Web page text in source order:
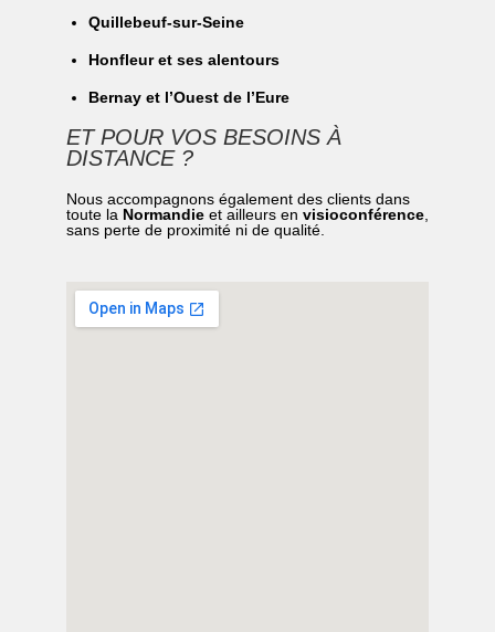
Quillebeuf-sur-Seine
Honfleur et ses alentours
Bernay et l’Ouest de l’Eure
ET POUR VOS BESOINS À
DISTANCE ?
Nous accompagnons également des clients dans
toute la Normandie et ailleurs en visioconférence
sans perte de proximité ni de qualité.